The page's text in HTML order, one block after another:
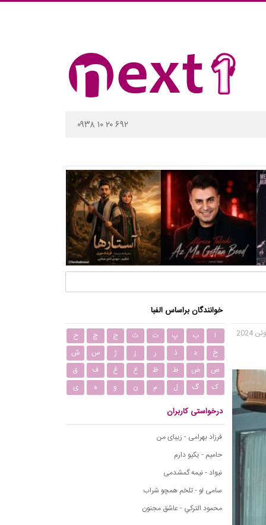
۰۹۳۸ ۱۰ ۲۰ ۶۹۲
خوانندگان براساس الفبا
ا ب پ ت ث ج چ
ح
خ
د ذ ر ز ژ س
ش
ص
ض ط ظ ع غ ف
ق
ک
گ ل م ن و ه ی
درخواستی کاربران
فرزاد بهرامی - زیبای من
حامیم - یکیو دارم
نیواد - نیمه گمشدمی
سامی لو - تلخم همچو شراب
محمود التركي - عاشق مجنون